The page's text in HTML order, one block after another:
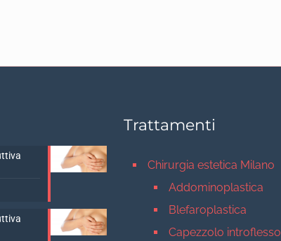
Trattamenti
Chirurgia estetica Milano
Addominoplastica
Blefaroplastica
Capezzolo introflesso